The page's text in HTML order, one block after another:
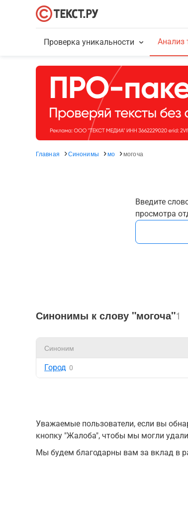
Проверка уникальности Анализ
Главная Синонимы мо могоча
Введите
просмотра
Синонимы к слову "могоча"1
Синоним
Город 0
Уважаемые пользователи, если вы
кнопку "Жалоба", чтобы мы могли
Мы будем благодарны вам за вклад в